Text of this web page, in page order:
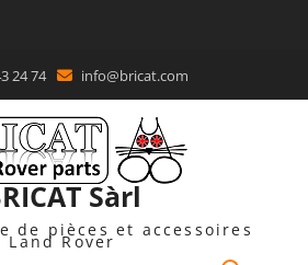
24 74 info@bricat.com
Sàrl
de pièces et accessoires
Land Rover